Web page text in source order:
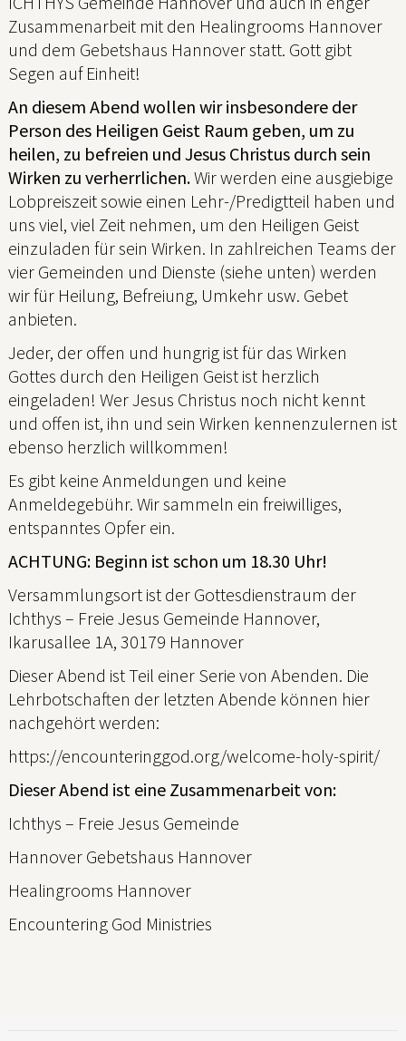
Zusammenarbeit mit den Healingrooms Hannover
und dem Gebetshaus Hannover statt. Gott gibt
Segen auf Einheit!
An diesem Abend wollen wir insbesondere der
Person des Heiligen Geist Raum geben, um zu
heilen, zu befreien und Jesus Christus durch sein
Wirken zu verherrlichen.Wir werden eine ausgiebige
Lobpreiszeit sowie einen Lehr-/Predigtteil haben und
uns viel, viel Zeit nehmen, um den Heiligen Geist
einzuladen für sein Wirken. In zahlreichen Teams der
vier Gemeinden und Dienste (siehe unten) werden
wir für Heilung, Befreiung, Umkehr usw. Gebet
anbieten.
Jeder, der offen und hungrig ist für das Wirken
Gottes durch den Heiligen Geist ist herzlich
eingeladen! Wer Jesus Christus noch nicht kennt
und offen ist, ihn und sein Wirken kennenzulernen ist
ebenso herzlich willkommen!
Es gibt keine Anmeldungen und keine
Anmeldegebühr. Wir sammeln ein freiwilliges,
entspanntes Opfer ein.
ACHTUNG: Beginn ist schon um 18.30 Uhr!
Versammlungsort ist der Gottesdienstraum der
Ichthys – Freie Jesus Gemeinde Hannover,
Ikarusallee 1A, 30179 Hannover
Dieser Abend ist Teil einer Serie von Abenden. Die
Lehrbotschaften der letzten Abende können hier
nachgehört werden:
https://encounteringgod.org/welcome-holy-spirit/
Dieser Abend ist eine Zusammenarbeit von:
Ichthys – Freie Jesus Gemeinde
Hannover Gebetshaus Hannover
Healingrooms Hannover
Encountering God Ministries